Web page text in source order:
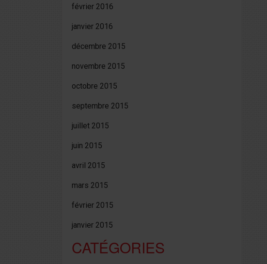
février 2016
janvier 2016
décembre 2015
novembre 2015
octobre 2015
septembre 2015
juillet 2015
juin 2015
avril 2015
mars 2015
février 2015
janvier 2015
CATÉGORIES